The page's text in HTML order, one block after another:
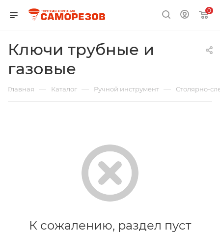
0
Ключи трубные и
газовые
Главная — Каталог — Ручной инструмент — Столярно-
К сожалению, раздел пуст